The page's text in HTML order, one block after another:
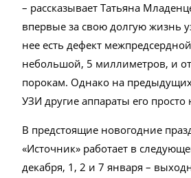
– рассказывает Татьяна
впервые за свою долгую жизнь
нее есть дефект
небольшой, 5 миллиметров, и
порокам. Однако на
УЗИ другие аппараты его просто
В предстоящие новогодние
«Источник» работает в
декабря, 1, 2 и 7 января –